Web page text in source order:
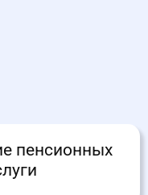
пенсионных